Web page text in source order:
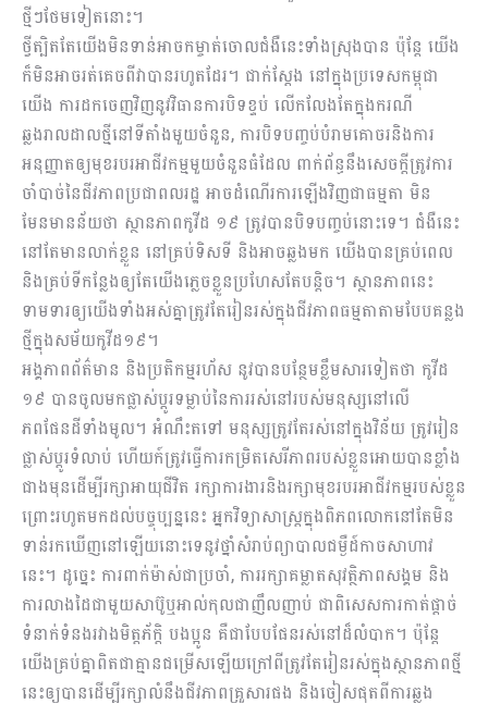
ថ្មីៗថែមទៀតនោះ។
ថ្វីត្បិតតែយើងមិនទាន់អាចកម្ចាត់ចោលជំងឺនេះទាំងស្រុងបាន ប៉ុន្តែ យើង
ក៏មិនអាចរត់គេចពីវាបានរហូតដែរ។ ជាក់ស្តែង នៅក្នុងប្រទេសកម្ពុជា
យើង ការដកចេញវិញនូវវិធានការបិទខ្ទប់ លើកលែងតែក្នុងករណី
ឆ្លងរាលដាលថ្មីនៅទីតាំងមួយចំនួន, ការបិទបញ្ចប់បំរាមគោចរនិងការ
អនុញ្ញាតឲ្យមុខរបរអាជីវកម្មមួយចំនួនធំដែល ពាក់ព័ន្ធនឹងសេចក្តីត្រូវការ
ចាំបាច់នៃជីវភាពប្រជាពលរដ្ឋ អាចដំណើរការឡើងវិញជាធម្មតា មិន
មែនមានន័យថា ស្ថានភាពកូវីដ ១៩ ត្រូវបានបិទបញ្ចប់នោះទេ។ ជំងឺនេះ
នៅតែមានលាក់ខ្លួន នៅគ្រប់ទិសទី និងអាចឆ្លងមក យើងបានគ្រប់ពេល
និងគ្រប់ទីកន្លែងឲ្យតែយើងភ្លេចខ្លួនប្រហែសតែបន្តិច។ ស្ថានភាពនេះ
ទាមទារឲ្យយើងទាំងអស់គ្នាត្រូវតែរៀនរស់ក្នុងជីវភាពធម្មតាតាមបែបគន្លង
ថ្មីក្នុងសម័យកូវីដ១៩។
អង្គភាពព័ត៌មាន និងប្រតិកម្មរហ័ស នូវបានបន្ថែមខ្លឹមសារទៀតថា កូវីដ
១៩ បានចូលមកផ្លាស់ប្តូរទម្លាប់នៃការរស់នៅរបស់មនុស្សនៅលើ
ភពផែនដីទាំងមូល។ អំណឹះតទៅ មនុស្សត្រូវតែរស់នៅក្នុងវិន័យ ត្រូវរៀន
ផ្លាស់ប្តូរទំលាប់ ហើយក៍ត្រូវធ្វើការកម្រិតសេរីភាពរបស់ខ្លួនអោយបានខ្លាំង
ជាងមុនដើម្បីរក្សាអាយុជីវិត រក្សាការងារនិងរក្សាមុខរបរអាជីវកម្មរបស់ខ្លួន
ព្រោះរហូតមកដល់បច្ចុប្បន្ននេះ អ្នកវិទ្យាសាស្ត្រក្នុងពិភពលោកនៅតែមិន
ទាន់រកឃើញនៅឡើយនោះទេនូវថ្នាំសំរាប់ព្យាបាលជម្ងឺដ៍កាចសាហាវ
នេះ។ ដូច្នេះ ការពាក់ម៉ាស់ជាប្រចាំ, ការរក្សាគម្លាតសុវត្ថិភាពសង្គម និង
ការលាងដៃជាមួយសាប៊ូឬអាល់កុលជាញឹលញាប់ ជាពិសេសការកាត់ផ្តាច់
ទំនាក់ទំនងរវាងមិត្តភ័ក្តិ បងប្អូន គឺជាបែបផែនរស់នៅដ៏លំបាក។ ប៉ុន្តែ
យើងគ្រប់គ្នាពិតជាគ្មានជម្រើសឡើយក្រៅពីត្រូវតែរៀនរស់ក្នុងស្ថានភាពថ្មី
នេះឲ្យបានដើម្បីរក្សាលំនឹងជីវភាពគ្រួសារផង និងចៀសផុតពីការឆ្លង